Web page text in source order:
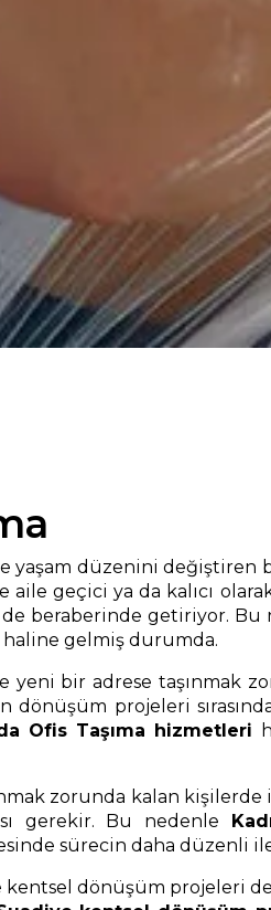
yaşam düzenini
geçici ya da kalıcı
de beraberinde getiriyor. Bu
gelmiş durumda.
yeni bir adrese taşınmak
projeleri
Ofis Taşıma hizmetleri
zorunda kalan kişilerde
gerekir. Bu nedenle
sürecin daha düzenli
kentsel dönüşüm projeleri